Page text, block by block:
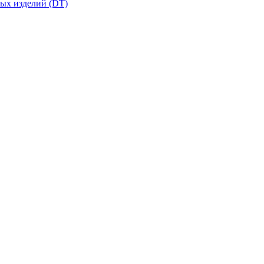
изделий (DT)